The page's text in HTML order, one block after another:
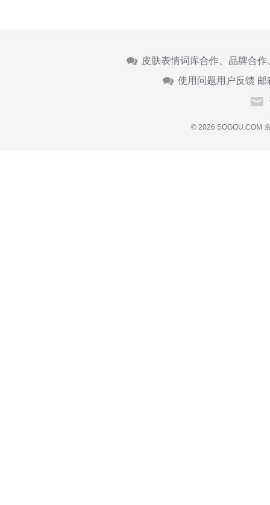
皮肤表情词库合作、品牌合
使用问题用户反馈 邮
© 2026 SOGOU.COM